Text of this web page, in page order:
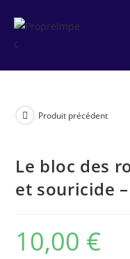
content
Produit précédent
Le bloc des
et souricide
10,00 €